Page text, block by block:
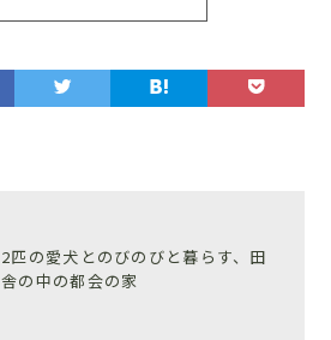
2匹の愛犬とのびのびと暮らす、田
舎の中の都会の家